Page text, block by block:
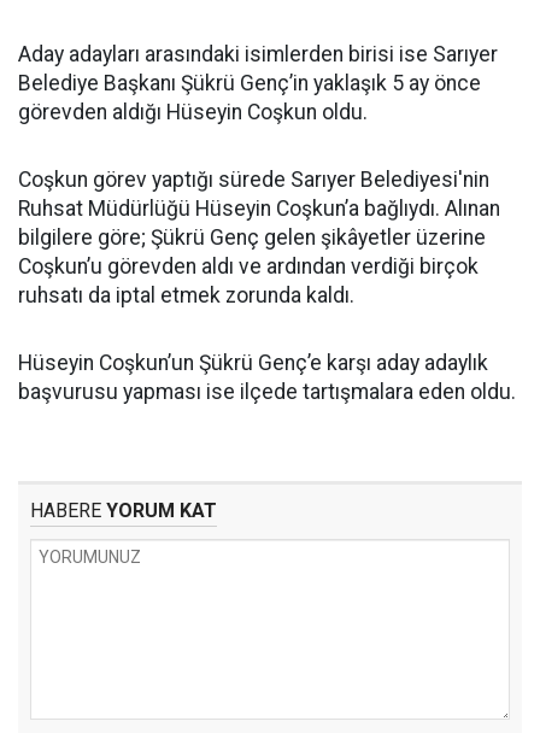
Aday adayları arasındaki isimlerden birisi ise Sarıyer
Belediye Başkanı Şükrü Genç’in yaklaşık 5 ay önce
görevden aldığı Hüseyin Coşkun oldu.
Coşkun görev yaptığı sürede Sarıyer Belediyesi'nin
Ruhsat Müdürlüğü Hüseyin Coşkun’a bağlıydı. Alınan
bilgilere göre; Şükrü Genç gelen şikâyetler üzerine
Coşkun’u görevden aldı ve ardından verdiği birçok
ruhsatı da iptal etmek zorunda kaldı.
Hüseyin Coşkun’un Şükrü Genç’e karşı aday adaylık
başvurusu yapması ise ilçede tartışmalara eden oldu.
HABERE YORUM KAT